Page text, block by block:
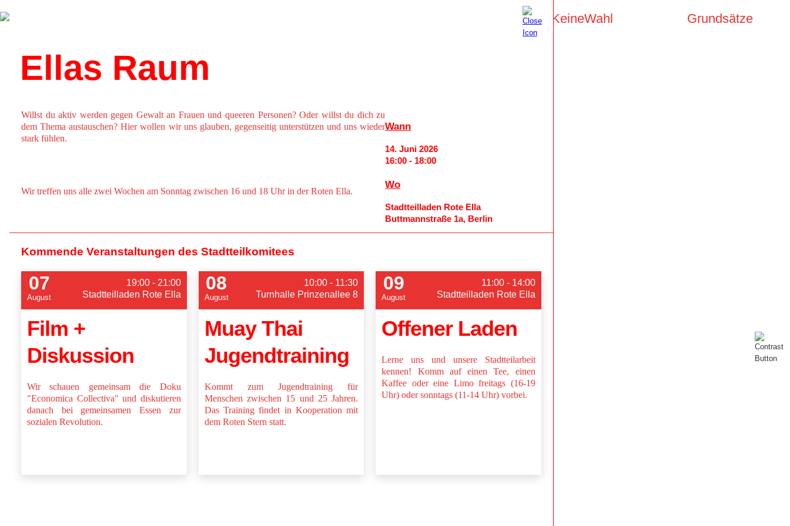
KeineWahl Grundsätze
Ellas Raum
Willst du aktiv werden gegen Gewalt an Frauen und queeren Personen? Oder willst du dich zu
dem Thema austauschen? Hier wollen wir uns glauben, gegenseitig unterstützen und uns wieder
stark fühlen.
Wir treffen uns alle zwei Wochen am Sonntag zwischen 16 und 18 Uhr in der Roten Ella.
Wann
14. Juni 2026
16:00 - 18:00
Wo
Stadtteilladen Rote Ella
Buttmannstraße 1a, Berlin
Kommende Veranstaltungen des Stadtteilkomitees
07
August
19:00 - 21:00
Stadtteilladen Rote Ella
Film +
Diskussion
Wir schauen gemeinsam die Doku
"Economica Collectiva" und diskutieren
danach bei gemeinsamen Essen zur
sozialen Revolution.
08
August
10:00 - 11:30
Turnhalle Prinzenallee 8
Muay Thai
Jugendtraining
Kommt zum Jugendtraining für
Menschen zwischen 15 und 25 Jahren.
Das Training findet in Kooperation mit
dem Roten Stern statt.
09
August
11:00 - 14:00
Stadtteilladen Rote Ella
Offener Laden
Lerne uns und unsere Stadtteilarbeit
kennen! Komm auf einen Tee, einen
Kaffee oder eine Limo freitags (16-19
Uhr) oder sonntags (11-14 Uhr) vorbei.